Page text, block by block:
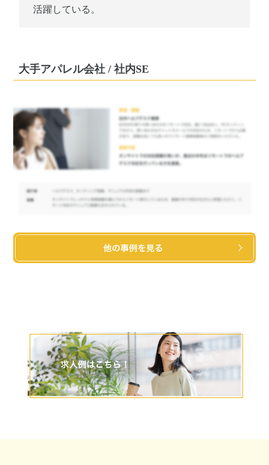
活躍している。
大手アパレル会社 / 社内SE